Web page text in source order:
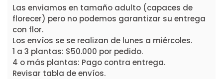
Las enviamos en tamaño adulto (capaces de
florecer) pero no podemos garantizar su entrega
con flor.
Los envíos se se realizan de lunes a miércoles.
1 a 3 plantas: $50.000 por pedido.
4 o más plantas: Pago contra entrega.
Revisar tabla de envíos.